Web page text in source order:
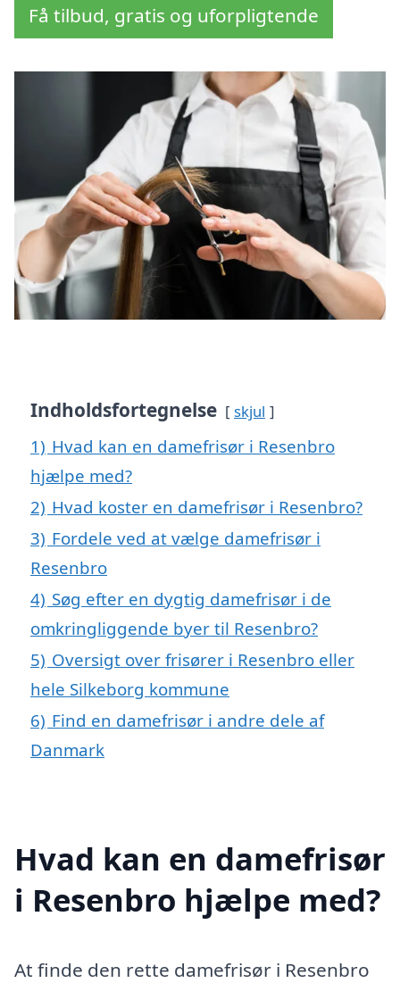
Få tilbud, gratis og uforpligtende
Indholdsfortegnelse skjul
1) Hvad kan en damefrisør i Resenbro
hjælpe med?
2) Hvad koster en damefrisør i Resenbro?
3) Fordele ved at vælge damefrisør i
Resenbro
4) Søg efter en dygtig damefrisør i de
omkringliggende byer til Resenbro?
5) Oversigt over frisører i Resenbro eller
hele Silkeborg kommune
6) Find en damefrisør i andre dele af
Danmark
Hvad kan en damefrisør
i Resenbro hjælpe med?
At finde den rette damefrisør i Resenbro